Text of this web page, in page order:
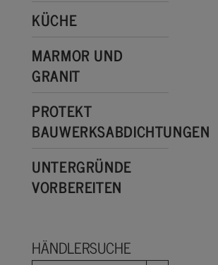
KÜCHE
MARMOR UND
GRANIT
PROTEKT
BAUWERKSABDICHTUNGEN
UNTERGRÜNDE
VORBEREITEN
HÄNDLERSUCHE